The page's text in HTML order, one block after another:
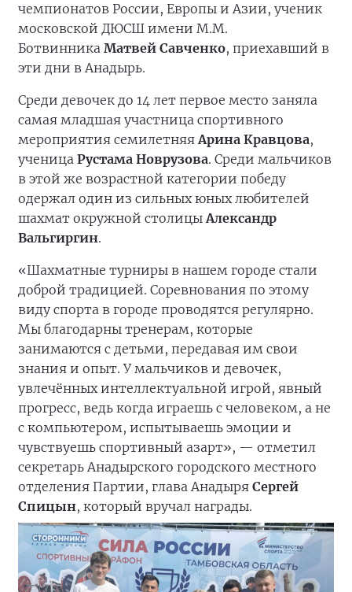
чемпионатов России, Европы и Азии, ученик
московской ДЮСШ имени М.М.
Ботвинника Матвей Савченко, приехавший в
эти дни в Анадырь.
Среди девочек до 14 лет первое место заняла
самая младшая участница спортивного
мероприятия семилетняяАрина Кравцова,
ученица Рустама Новрузова. Среди мальчиков
в этой же возрастной категории победу
одержал один из сильных юных любителей
шахмат окружной столицыАлександр
Вальгиргин.
«Шахматные турниры в нашем городе стали
доброй традицией. Соревнования по этому
виду спорта в городе проводятся регулярно.
Мы благодарны тренерам, которые
занимаются с детьми, передавая им свои
знания и опыт. У мальчиков и девочек,
увлечённых интеллектуальной игрой, явный
прогресс, ведь когда играешь с человеком, а не
с компьютером, испытываешь эмоции и
чувствуешь спортивный азарт», — отметил
секретарь Анадырского городского местного
отделения Партии, глава Анадыря Сергей
Спицын, который вручал награды.